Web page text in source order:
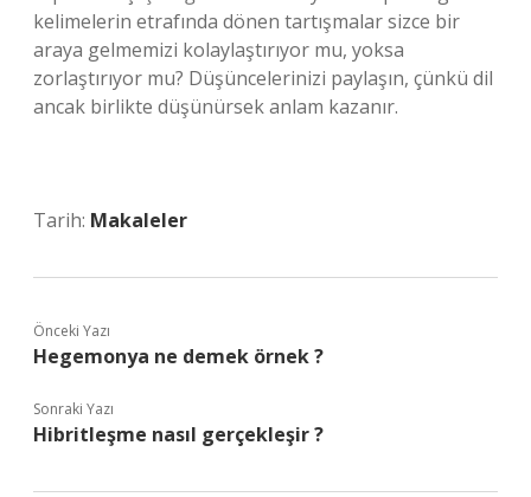
kelimelerin etrafında dönen tartışmalar sizce bir
araya gelmemizi kolaylaştırıyor mu, yoksa
zorlaştırıyor mu? Düşüncelerinizi paylaşın, çünkü dil
ancak birlikte düşünürsek anlam kazanır.
Tarih: Makaleler
Önceki Yazı
Hegemonya ne demek örnek ?
Sonraki Yazı
Hibritleşme nasıl gerçekleşir ?